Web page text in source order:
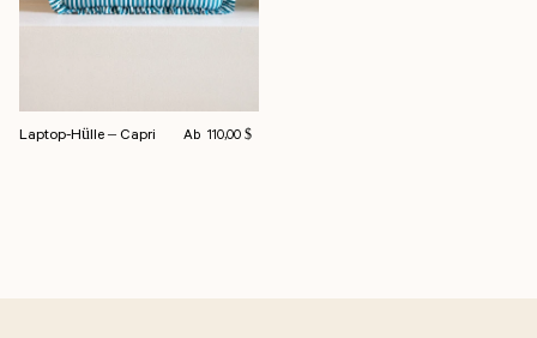
Laptop-Hülle – Capri Normalpreis
Ab 110,00 $